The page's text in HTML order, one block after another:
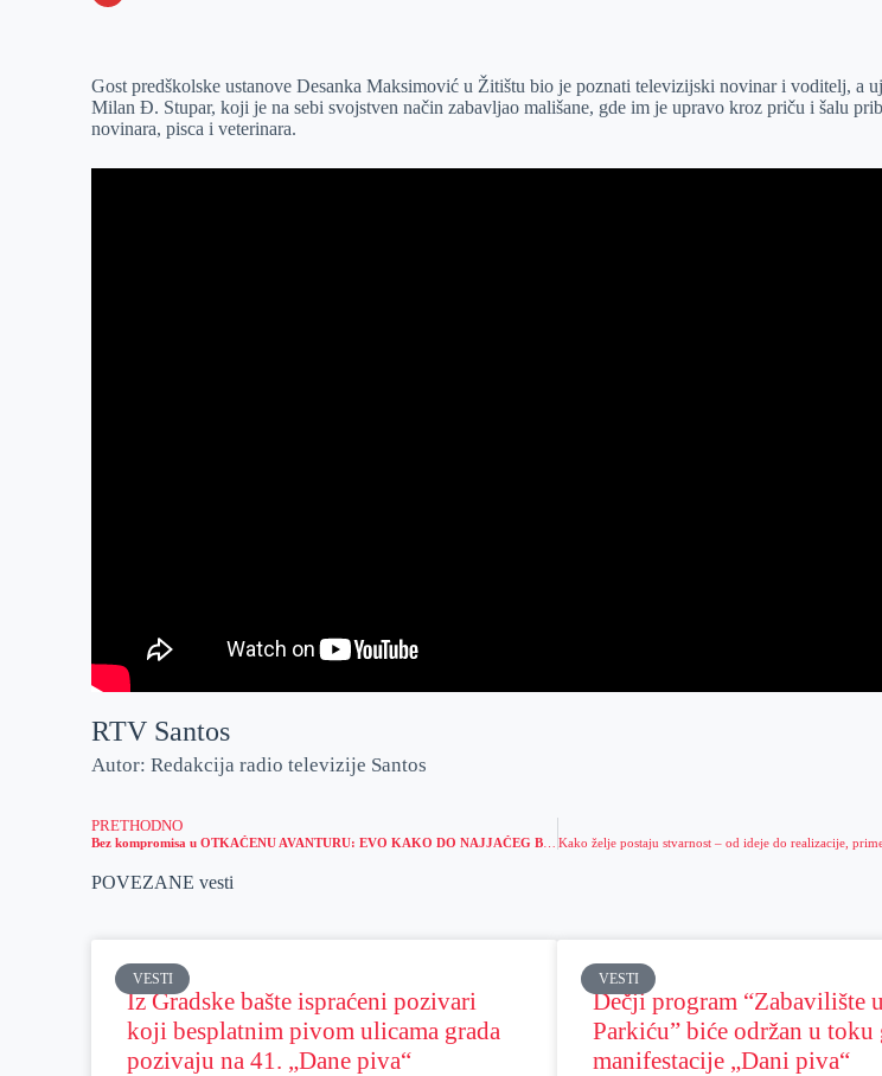
e
r
I
n
s
A
a
i
Gost predškolske ustanove Desanka Maksimović u Žitištu bio je poznati televizijski novinar i voditelj, a
Milan Đ. Stupar, koji je na sebi svojstven način zabavljao mališane, gde im je upravo kroz priču i šalu
novinara, pisca i veterinara.
RTV Santos
Autor: Redakcija radio televizije Santos
PRETHODNO
POVEZANE vesti
VESTI
Iz Gradske bašte ispraćeni pozivari
koji besplatnim pivom ulicama grada
pozivaju na 41. „Dane piva“
VESTI
Dečji program “Zabavilište
Parkiću” biće održan u toku
manifestacije „Dani piva“